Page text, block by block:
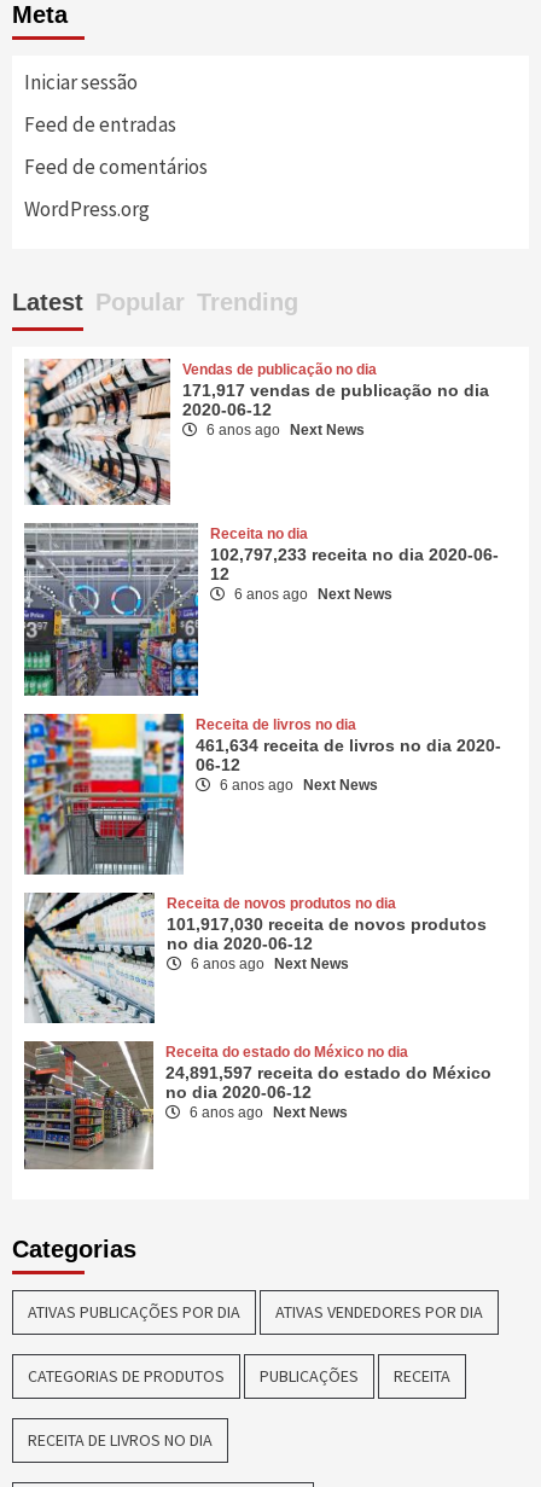
Meta
Iniciar sessão
Feed de entradas
Feed de comentários
WordPress.org
Latest Popular Trending
Vendas de publicação no dia
171,917 vendas de publicação no dia
2020-06-12
6 anos ago Next News
Receita no dia
102,797,233 receita no dia 2020-06-
12
6 anos ago Next News
Receita de livros no dia
461,634 receita de livros no dia 2020-
06-12
6 anos ago Next News
Receita de novos produtos no dia
101,917,030 receita de novos produtos
no dia 2020-06-12
6 anos ago Next News
Receita do estado do México no dia
24,891,597 receita do estado do México
no dia 2020-06-12
6 anos ago Next News
Categorias
ATIVAS PUBLICAÇÕES POR DIA ATIVAS VENDEDORES POR DIA
CATEGORIAS DE PRODUTOS PUBLICAÇÕES RECEITA
RECEITA DE LIVROS NO DIA